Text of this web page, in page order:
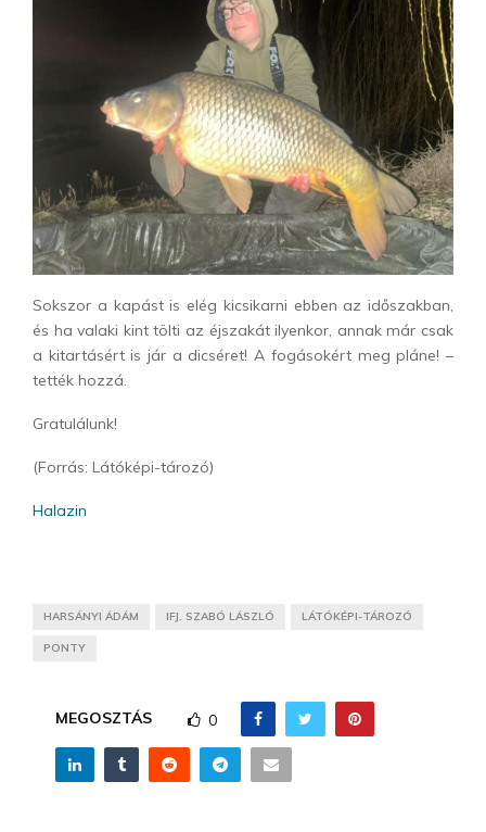
Sokszor a kapást is elég kicsikarni ebben az időszakban,
és ha valaki kint tölti az éjszakát ilyenkor, annak már csak
a kitartásért is jár a dicséret! A fogásokért meg pláne! –
tették hozzá.
Gratulálunk!
(Forrás: Látóképi-tározó)
Halazin
HARSÁNYI ÁDÁM IFJ. SZABÓ LÁSZLÓ LÁTÓKÉPI-TÁROZÓ
PONTY
MEGOSZTÁS 0